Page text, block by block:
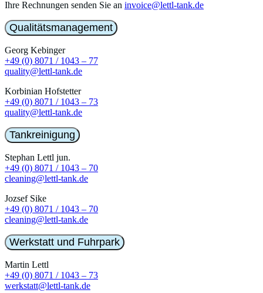
Ihre Rechnungen senden Sie an invoice@lettl-tank.de
Qualitätsmanagement
Georg Kebinger
+49 (0) 8071 / 1043 – 77
quality@lettl-tank.de
Korbinian Hofstetter
+49 (0) 8071 / 1043 – 73
quality@lettl-tank.de
Tankreinigung
Stephan Lettl jun.
+49 (0) 8071 / 1043 – 70
cleaning@lettl-tank.de
Jozsef Sike
+49 (0) 8071 / 1043 – 70
cleaning@lettl-tank.de
Werkstatt und Fuhrpark
Martin Lettl
+49 (0) 8071 / 1043 – 73
werkstatt@lettl-tank.de